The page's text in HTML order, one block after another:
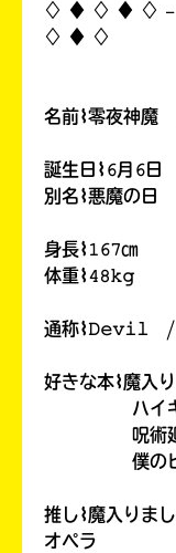
♢ ♦︎ ♢ ♦︎ ♢ 𓐄 𓐄
♢ ♦︎ ♢
名前⌇零夜神
誕生日⌇𝟼月𝟼日
別名⌇悪魔の日
身長⌇𝟷𝟼𝟽㎝
体重⌇𝟺𝟾𝚔𝚐
通称⌇𝙳𝚎𝚟𝚒𝚕
好きな本⌇魔入
ハイキ
呪術廻
僕のヒー
推し⌇魔入りま
オペラ